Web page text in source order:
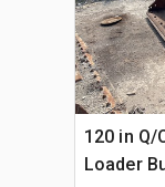
120 in Q/
Loader